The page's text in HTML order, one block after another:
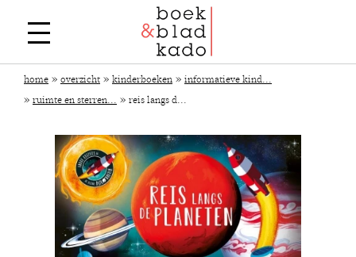
home » overzicht » kinderboeken » informatieve kind...
» ruimte en sterren... » reis langs d...